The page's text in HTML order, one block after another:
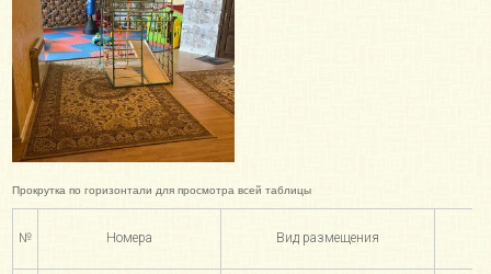
№ Номера Вид размещения